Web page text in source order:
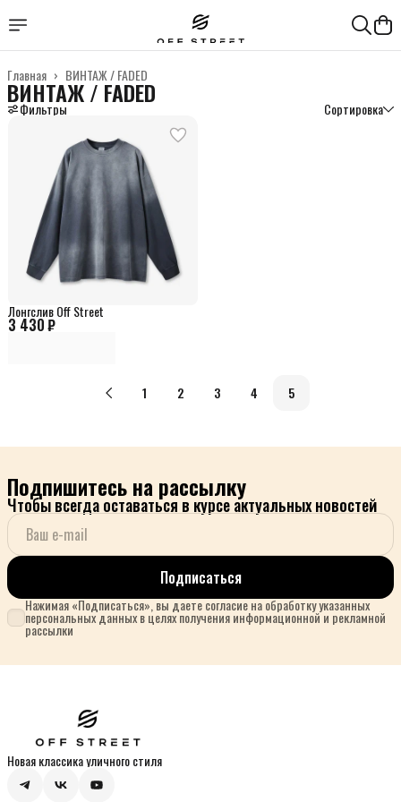
ВИНТАЖ / FADED
Главная ›
ВИНТАЖ / FADED
Фильтры Сортировка
3 430 ₽
Лонгслив Off Street
1 2 3 4 5
Подпишитесь на рассылку
Чтобы всегда оставаться в курсе актуальных новостей
Подписаться
Нажимая «Подписаться», вы даете согласие на обработку указанных
персональных данных в целях получения информационной и рекламной
рассылки
Новая классика уличного стиля